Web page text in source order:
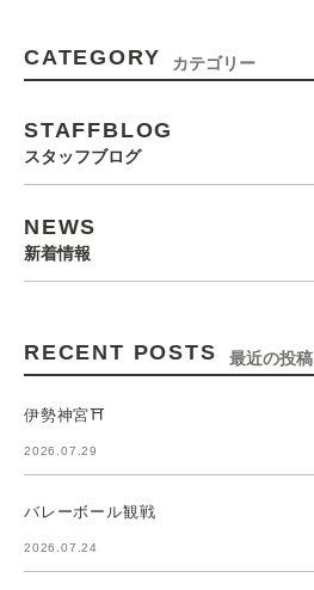
CATEGORY カテゴリー
STAFFBLOG
スタッフブログ
NEWS
新着情報
RECENT POSTS 最近の投稿
伊勢神宮⛩️
2026.07.29
バレーボール観戦
2026.07.24